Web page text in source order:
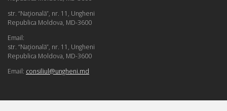
str. “Naţională”, nr. 11, Ungheni
Republica Moldova, MD-3600
Email:
str. “Naţională”, nr. 11, Ungheni
Republica Moldova, MD-3600
Email: consiliul@ungheni.md